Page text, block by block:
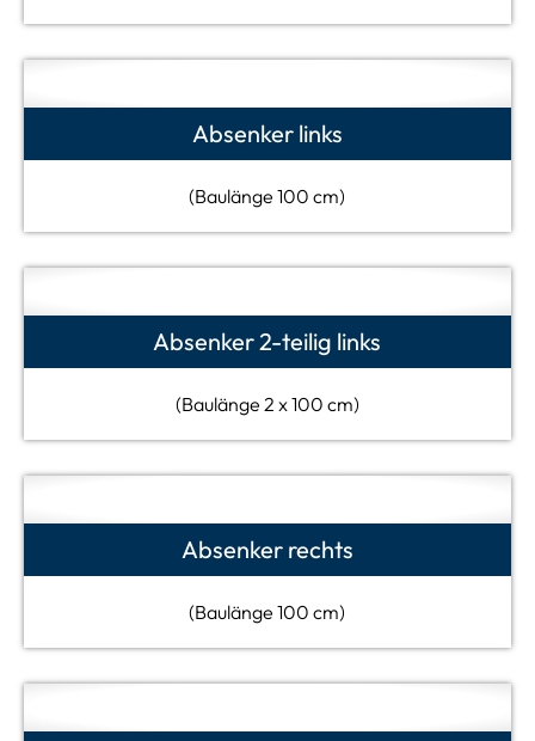
Absenker links
(Baulänge 100 cm)
Absenker 2-teilig links
(Baulänge 2 x 100 cm)
Absenker rechts
(Baulänge 100 cm)